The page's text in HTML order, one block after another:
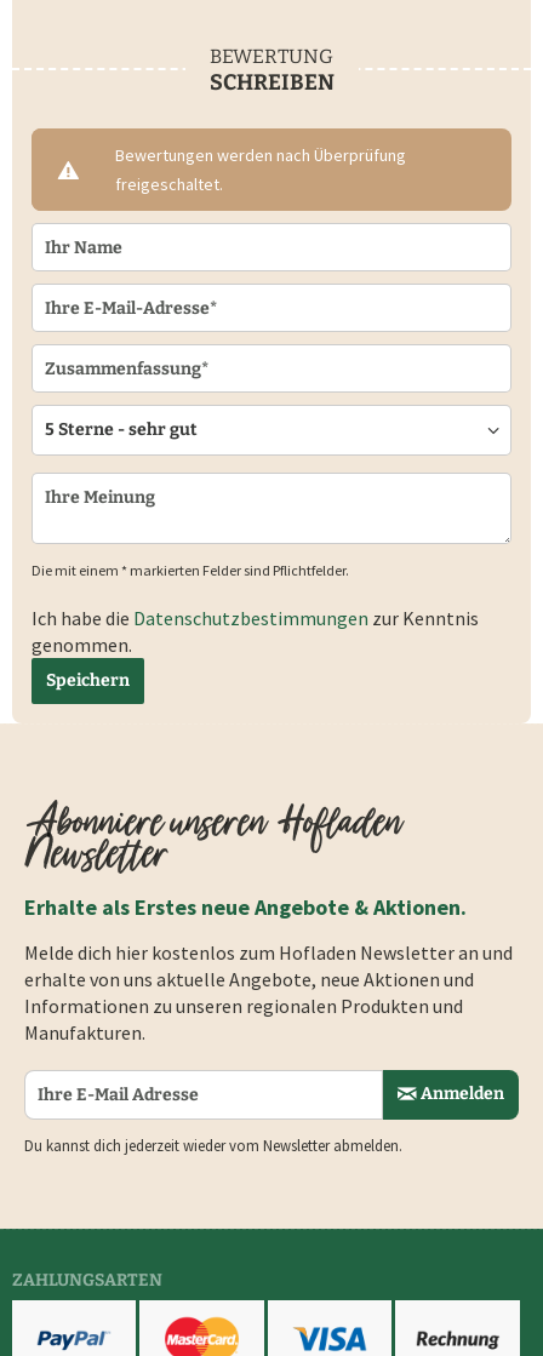
BEWERTUNG
SCHREIBEN
Bewertungen werden nach Überprüfung
freigeschaltet.
Die mit einem * markierten Felder sind Pflichtfelder.
Ich habe die Datenschutzbestimmungen zur Kenntnis
genommen.
Speichern
Abonniere unseren Hofladen
Newsletter
Erhalte als Erstes neue Angebote & Aktionen.
Melde dich hier kostenlos zum Hofladen Newsletter an und
erhalte von uns aktuelle Angebote, neue Aktionen und
Informationen zu unseren regionalen Produkten und
Manufakturen.
Anmelden
Du kannst dich jederzeit wieder vom Newsletter abmelden.
ZAHLUNGSARTEN